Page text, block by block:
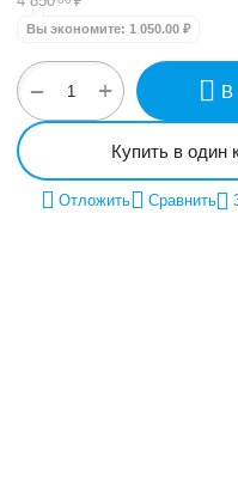
Вы экономите: 1 050.00 ₽
+
− В
Купить в один
Отложить Сравнить